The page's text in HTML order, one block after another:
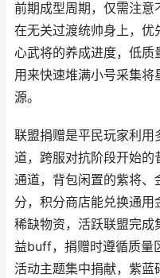
前期成型周期，仅需注
在无关过渡统帅身上，
心武将的养成进度，低
用来快速堆满小号采集
源。
联盟捐赠是平民玩家利用
道，跨服对抗阶段开始的
通道，背包闲置的紫将、
分，积分商店能兑换通
稀缺物资，活跃联盟完成
益buff，捐赠时遵循质量
活动主题集中捐献，紫蓝